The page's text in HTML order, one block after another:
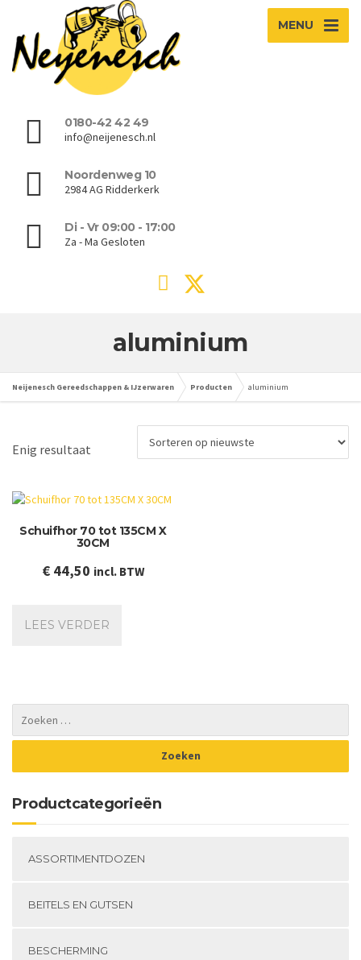
MENU
0180-42 42 49
info@neijenesch.nl
Noordenweg 10
2984 AG Ridderkerk
Di - Vr 09:00 - 17:00
Za - Ma Gesloten
aluminium
Neijenesch Gereedschappen & IJzerwaren Producten aluminium
Enig resultaat
Schuifhor 70 tot 135CM X
30CM
€44,50 incl. BTW
LEES VERDER
Productcategorieën
ASSORTIMENTDOZEN
BEITELS EN GUTSEN
BESCHERMING